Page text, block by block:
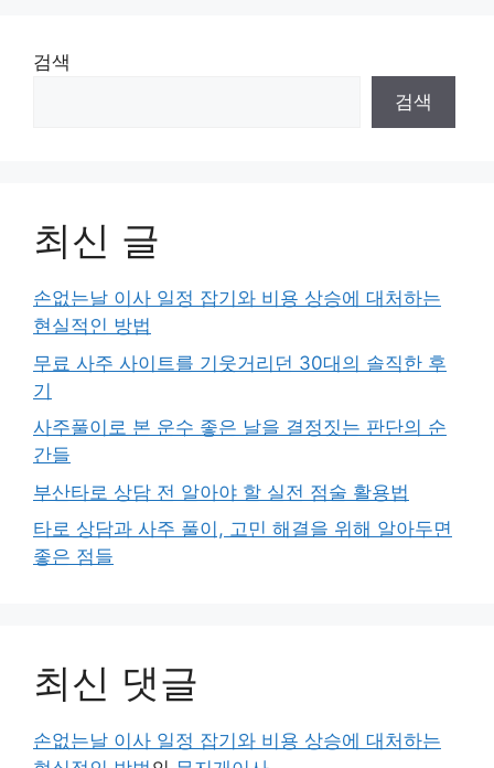
검색
검색
최신 글
손없는날 이사 일정 잡기와 비용 상승에 대처하는
현실적인 방법
무료 사주 사이트를 기웃거리던 30대의 솔직한 후
기
사주풀이로 본 운수 좋은 날을 결정짓는 판단의 순
간들
부산타로 상담 전 알아야 할 실전 점술 활용법
타로 상담과 사주 풀이, 고민 해결을 위해 알아두면
좋은 점들
최신 댓글
손없는날 이사 일정 잡기와 비용 상승에 대처하는